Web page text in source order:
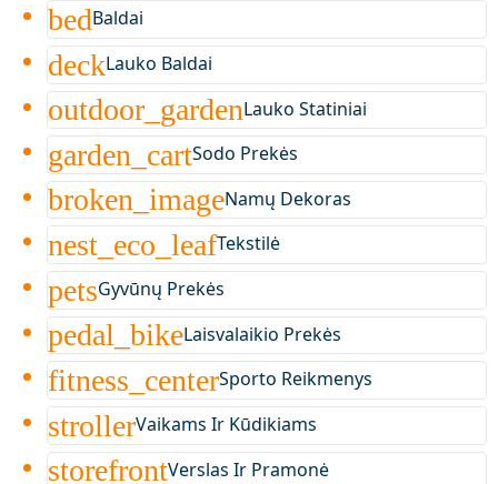
bedBaldai
deckLauko Baldai
outdoor_gardenLauko Statiniai
garden_cartSodo Prekės
broken_imageNamų Dekoras
nest_eco_leafTekstilė
petsGyvūnų Prekės
pedal_bikeLaisvalaikio Prekės
fitness_centerSporto Reikmenys
strollerVaikams Ir Kūdikiams
storefrontVerslas Ir Pramonė